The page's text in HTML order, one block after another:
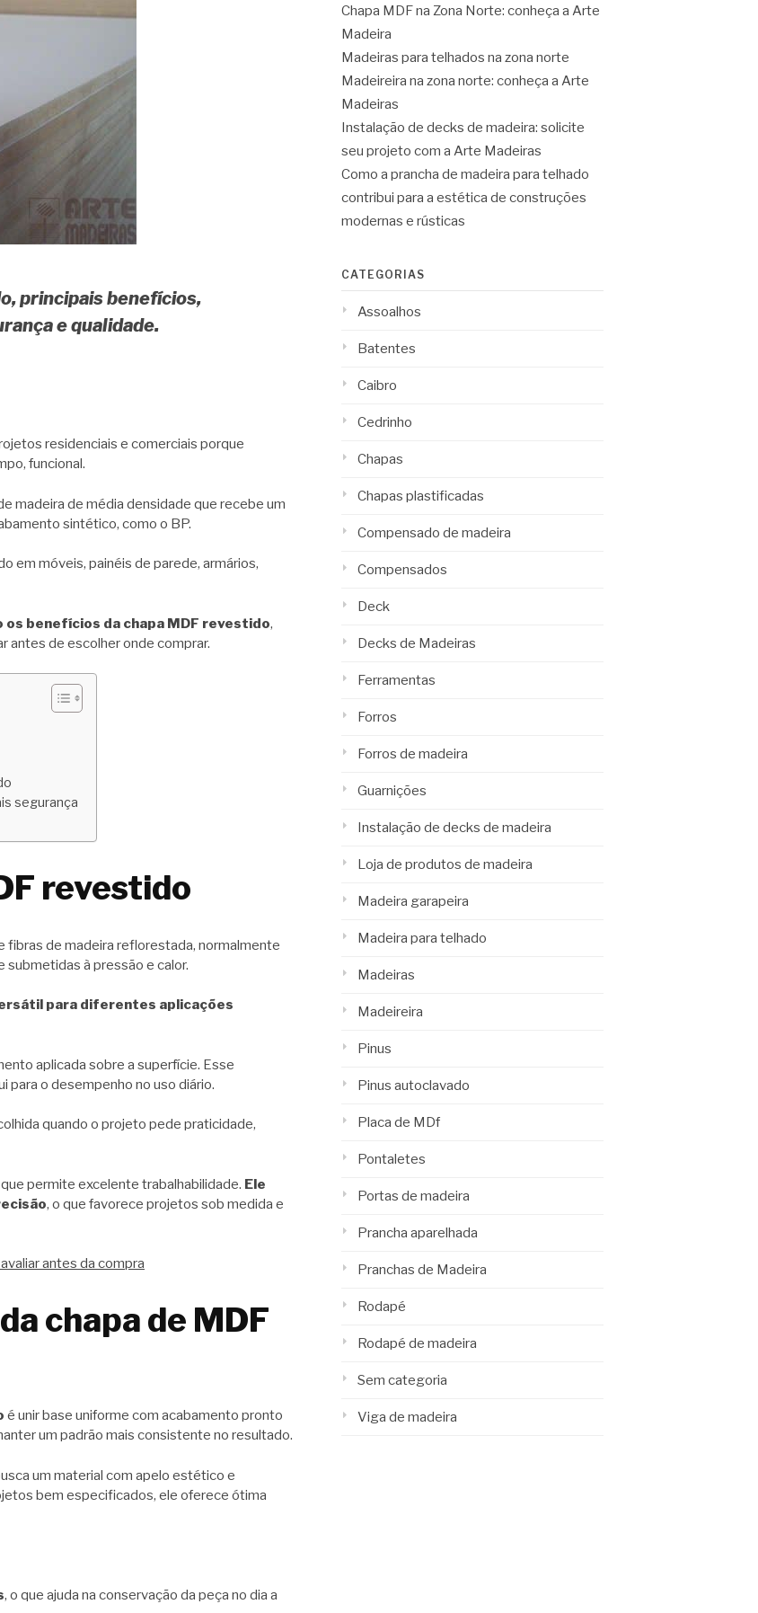
principais benefícios,
e qualidade.
residenciais e comerciais porque
funcional.
madeira de média densidade que recebe um
sintético, como o BP.
em móveis, painéis de parede, armários,
os benefícios da chapa MDF revestido,
antes de escolher onde comprar.
segurança
revestido
fibras de madeira reflorestada, normalmente
submetidas à pressão e calor.
para diferentes aplicações
aplicada sobre a superfície. Esse
o desempenho no uso diário.
quando o projeto pede praticidade,
permite excelente trabalhabilidade. Ele
, o que favorece projetos sob medida e
antes da compra
chapa de MDF
é unir base uniforme com acabamento pronto
um padrão mais consistente no resultado.
um material com apelo estético e
bem especificados, ele oferece ótima
, o que ajuda na conservação da peça no dia a
Chapa MDF na Zona Norte: conheça a Arte
Madeira
Madeiras para telhados na zona norte
Madeireira na zona norte: conheça a Arte
Madeiras
Instalação de decks de madeira: solicite
seu projeto com a Arte Madeiras
Como a prancha de madeira para telhado
contribui para a estética de construções
modernas e rústicas
CATEGORIAS
Assoalhos
Batentes
Caibro
Cedrinho
Chapas
Chapas plastificadas
Compensado de madeira
Compensados
Deck
Decks de Madeiras
Ferramentas
Forros
Forros de madeira
Guarnições
Instalação de decks de madeira
Loja de produtos de madeira
Madeira garapeira
Madeira para telhado
Madeiras
Madeireira
Pinus
Pinus autoclavado
Placa de MDf
Pontaletes
Portas de madeira
Prancha aparelhada
Pranchas de Madeira
Rodapé
Rodapé de madeira
Sem categoria
Viga de madeira